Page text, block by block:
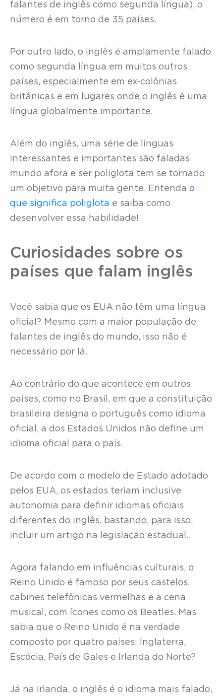
falantes de inglês como segunda língua), o
número é em torno de 35 países.
Por outro lado, o inglês é amplamente falado
como segunda língua em muitos outros
países, especialmente em ex-colônias
britânicas e em lugares onde o inglês é uma
língua globalmente importante.
Além do inglês, uma série de línguas
interessantes e importantes são faladas
mundo afora e ser poliglota tem se tornado
um objetivo para muita gente. Entenda o
que significa poliglota e saiba como
desenvolver essa habilidade!
Curiosidades sobre os
países que falam inglês
Você sabia que os EUA não têm uma língua
oficial? Mesmo com a maior população de
falantes de inglês do mundo, isso não é
necessário por lá.
Ao contrário do que acontece em outros
países, como no Brasil, em que a constituição
brasileira designa o português como idioma
oficial, a dos Estados Unidos não define um
idioma oficial para o país.
De acordo com o modelo de Estado adotado
pelos EUA, os estados teriam inclusive
autonomia para definir idiomas oficiais
diferentes do inglês, bastando, para isso,
incluir um artigo na legislação estadual.
Agora falando em influências culturais, o
Reino Unido é famoso por seus castelos,
cabines telefônicas vermelhas e a cena
musical, com ícones como os Beatles. Mas
sabia que o Reino Unido é na verdade
composto por quatro países: Inglaterra,
Escócia, País de Gales e Irlanda do Norte?
Já na Irlanda, o inglês é o idioma mais falado,